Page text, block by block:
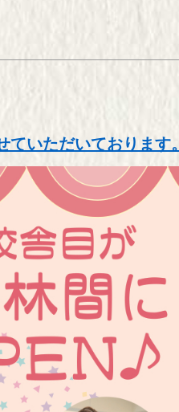
いただいております。